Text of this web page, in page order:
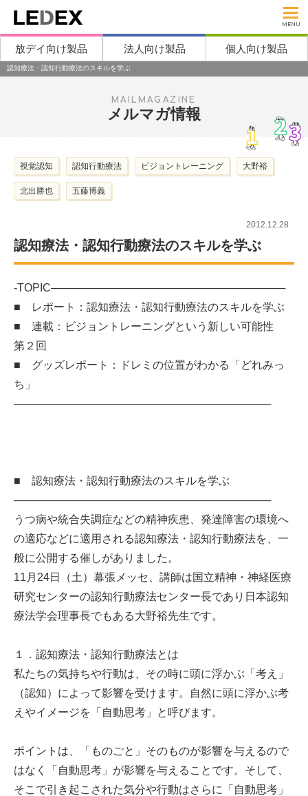
MENU
放デイ向け製品 法人向け製品 個人向け製品
認知療法・認知行動療法のスキルを学ぶ
MAILMAGAZINE
メルマガ情報
視覚認知 認知行動療法 ビジョントレーニング 大野裕
北出勝也 五藤博義
2012.12.28
認知療法・認知行動療法のスキルを学ぶ
-TOPIC───────────────────────────────
■ レポート：認知療法・認知行動療法のスキルを学ぶ
■ 連載：ビジョントレーニングという新しい可能性
第２回
■ グッズレポート：ドレミの位置がわかる「どれみっ
ち」
──────────────────────────────────
■ 認知療法・認知行動療法のスキルを学ぶ
──────────────────────────────────
うつ病や統合失調症などの精神疾患、発達障害の環境へ
の適応などに適用される認知療法・認知行動療法を、一
般に公開する催しがありました。
11月24日（土）幕張メッセ、講師は国立精神・神経医療
研究センターの認知行動療法センター長であり日本認知
療法学会理事長でもある大野裕先生です。
１．認知療法・認知行動療法とは
私たちの気持ちや行動は、その時に頭に浮かぶ「考え」
（認知）によって影響を受けます。自然に頭に浮かぶ考
えやイメージを「自動思考」と呼びます。
ポイントは、「ものごと」そのものが影響を与えるので
はなく「自動思考」が影響を与えることです。そして、
そこで引き起こされた気分や行動はさらに「自動思考」